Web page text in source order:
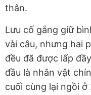
thân.
Lưu cố gắng giữ
vài câu, nhưng hai
đều đã được lấp
đầu là nhân vật
cuối cùng lại ngồi